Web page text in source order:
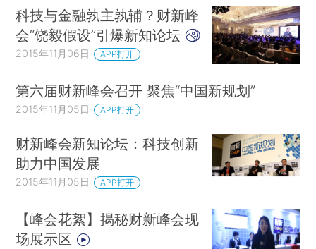
科技与金融孰主孰辅？财新峰
会“饶毅假设”引爆新知论坛
2015年11月06日 APP打开
第六届财新峰会召开 聚焦“中国新规划”
2015年11月05日 APP打开
财新峰会新知论坛：科技创新
助力中国发展
2015年11月05日 APP打开
【峰会花絮】揭秘财新峰会现
场展示区